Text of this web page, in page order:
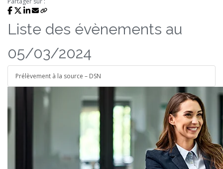
Liste des évènements au
05/03/2024
Prélèvement à la source – DSN